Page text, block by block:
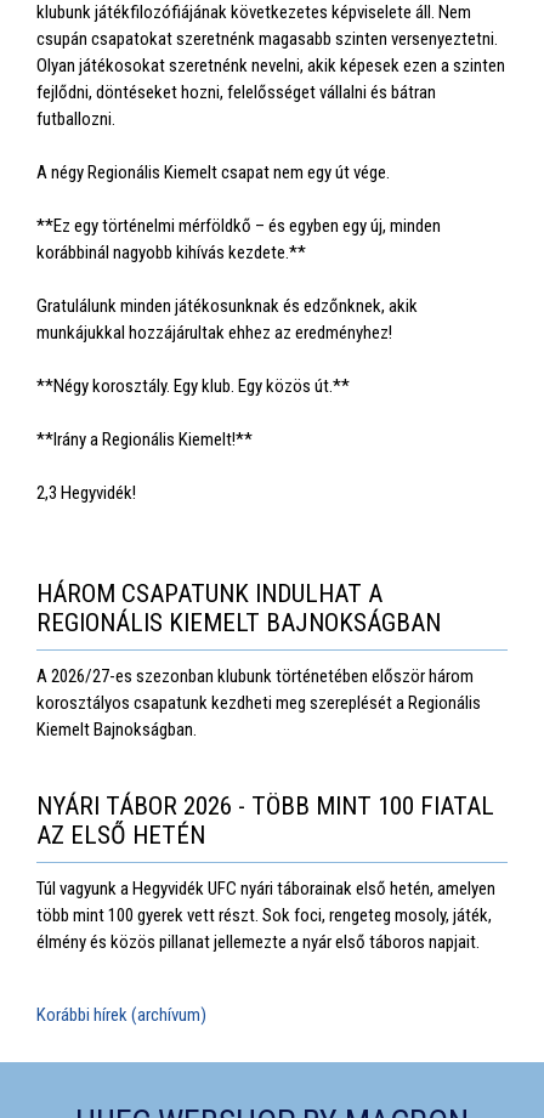
klubunk játékfilozófiájának következetes képviselete áll. Nem
csupán csapatokat szeretnénk magasabb szinten versenyeztetni.
Olyan játékosokat szeretnénk nevelni, akik képesek ezen a szinten
fejlődni, döntéseket hozni, felelősséget vállalni és bátran
futballozni.
A négy Regionális Kiemelt csapat nem egy út vége.
**Ez egy történelmi mérföldkő – és egyben egy új, minden
korábbinál nagyobb kihívás kezdete.**
Gratulálunk minden játékosunknak és edzőnknek, akik
munkájukkal hozzájárultak ehhez az eredményhez!
**Négy korosztály. Egy klub. Egy közös út.**
**Irány a Regionális Kiemelt!**
2,3 Hegyvidék!
HÁROM CSAPATUNK INDULHAT A
REGIONÁLIS KIEMELT BAJNOKSÁGBAN
A 2026/27-es szezonban klubunk történetében először három
korosztályos csapatunk kezdheti meg szereplését a Regionális
Kiemelt Bajnokságban.
NYÁRI TÁBOR 2026 - TÖBB MINT 100 FIATAL
AZ ELSŐ HETÉN
Túl vagyunk a Hegyvidék UFC nyári táborainak első hetén, amelyen
több mint 100 gyerek vett részt. Sok foci, rengeteg mosoly, játék,
élmény és közös pillanat jellemezte a nyár első táboros napjait.
Korábbi hírek (archívum)